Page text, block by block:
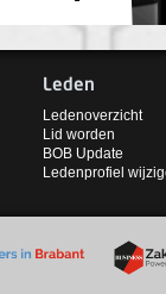
Leden
Ledenoverzicht
Lid worden
BOB Update
Ledenprofiel